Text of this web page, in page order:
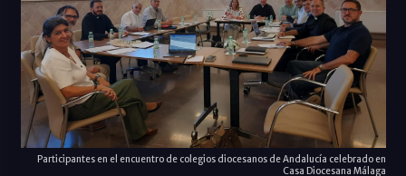
Participantes en el encuentro de colegios diocesanos de Andalucía celebrado en
Casa Diocesana Málaga